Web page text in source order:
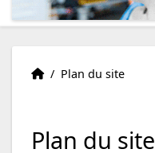
Présentation
Accueil
/ Plan du site
Plan du site